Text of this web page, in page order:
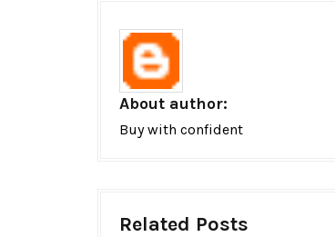
About author:
Buy with confident
Related Posts